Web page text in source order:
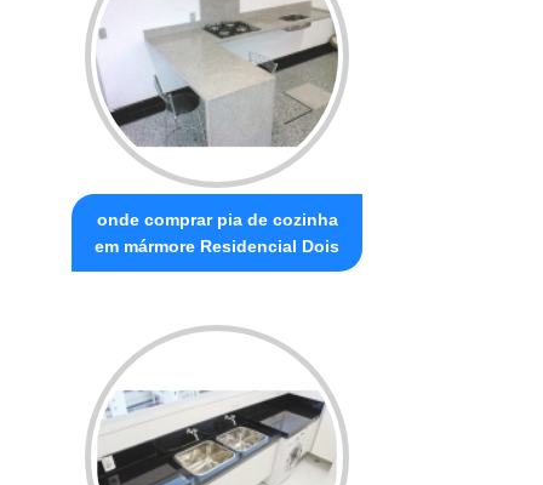
onde comprar pia de cozinha
em mármore Residencial Dois